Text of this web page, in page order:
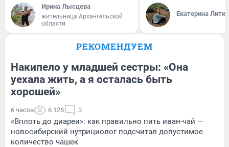
Ирина Лысцева
жительница Архангельской
области
Екатерина
РЕКОМЕНДУЕМ
Накипело у младшей сестры: «Она
уехала жить, а я осталась быть
хорошей»
6 часов 6 125 3
«Вплоть до диареи»: как правильно пить иван-чай —
новосибирский нутрициолог подсчитал допустимое
количество чашек